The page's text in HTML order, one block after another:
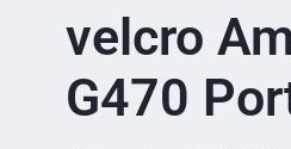
velcro
G470